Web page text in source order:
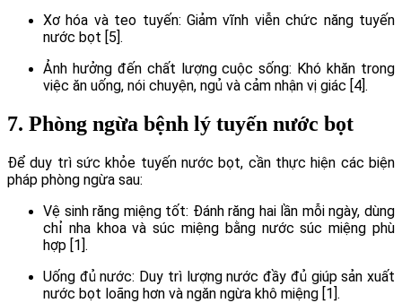
Xơ hóa và teo tuyến: Giảm vĩnh viễn chức năng tuyến
nước bọt [5].
Ảnh hưởng đến chất lượng cuộc sống: Khó khăn trong
việc ăn uống, nói chuyện, ngủ và cảm nhận vị giác [4].
7. Phòng ngừa bệnh lý tuyến nước bọt
Để duy trì sức khỏe tuyến nước bọt, cần thực hiện các biện
pháp phòng ngừa sau:
Vệ sinh răng miệng tốt: Đánh răng hai lần mỗi ngày, dùng
chỉ nha khoa và súc miệng bằng nước súc miệng phù
hợp [1].
Uống đủ nước: Duy trì lượng nước đầy đủ giúp sản xuất
nước bọt loãng hơn và ngăn ngừa khô miệng [1].